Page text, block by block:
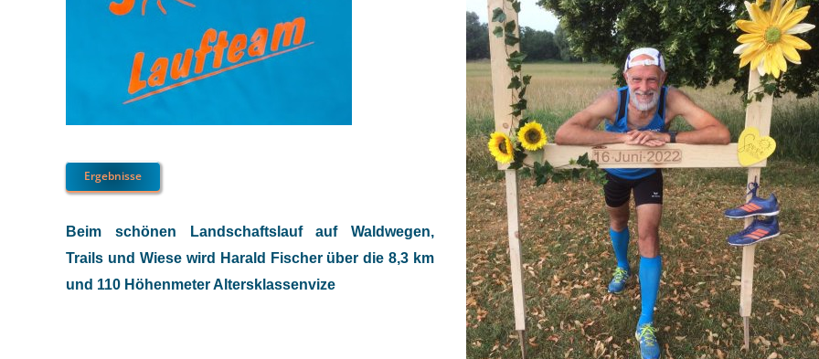
Ergebnisse
Beim schönen Landschaftslauf auf Waldwegen,
Trails und Wiese wird Harald Fischer über die 8,3 km
und 110 Höhenmeter Altersklassenvize